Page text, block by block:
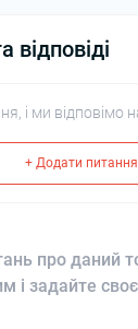
відповіді
і ми відповімо
+ Додати питання
про даний
і задайте